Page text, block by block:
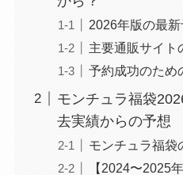
2026年版の最
主要通販サイト
予約成功のため
モンチュラ福袋
去実績からの予想
モンチュラ福袋
【2024〜2025